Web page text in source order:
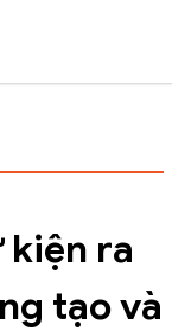
kiện ra
tạo và